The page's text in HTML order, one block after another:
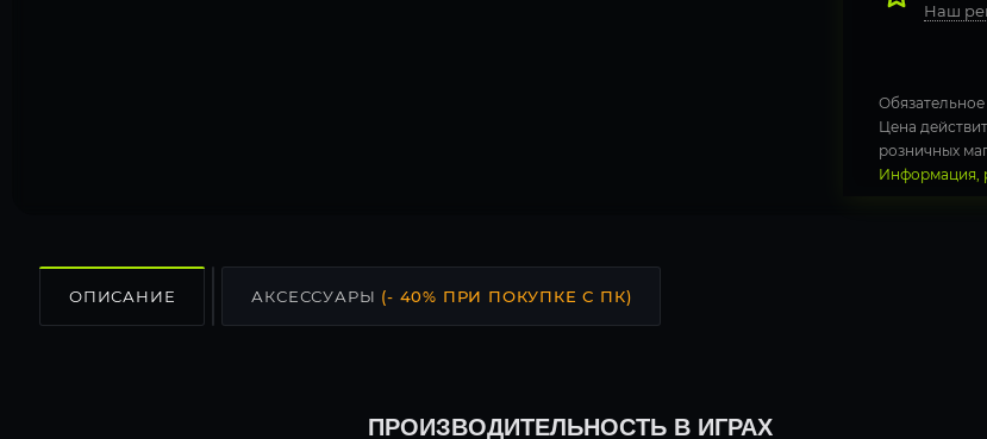
Наш
Цена
розничных
Информация,
ОПИСАНИЕ АКСЕССУАРЫ (- 40% ПРИ ПОКУПКЕ С ПК)
ПРОИЗВОДИТЕЛЬНОСТЬ В ИГРАХ